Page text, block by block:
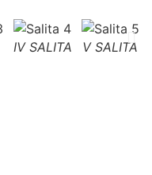
IV SALITA V SALITA